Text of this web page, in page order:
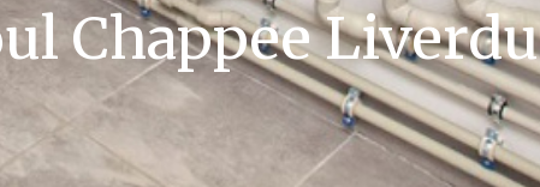
Chappee